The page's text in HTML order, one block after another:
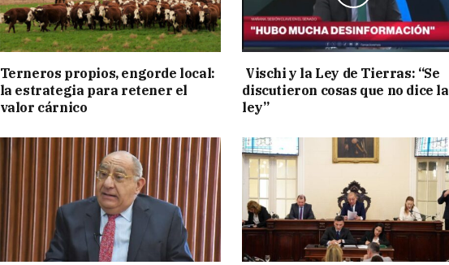
Terneros propios, engorde local:
la estrategia para retener el
valor cárnico
Vischi y la Ley de Tierras: “Se
discutieron cosas que no dice la
ley”